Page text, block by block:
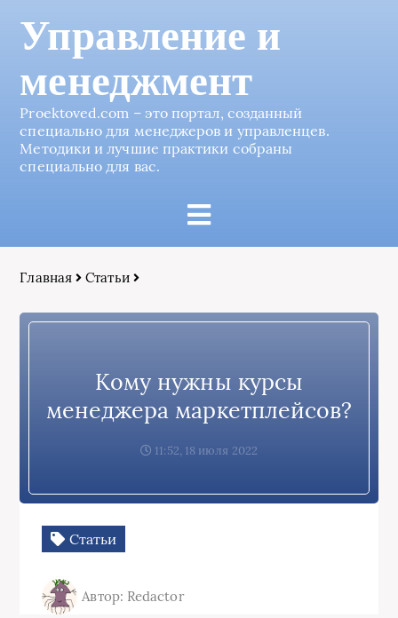
Управление и
менеджмент
Proektoved.com – это портал, созданный
специально для менеджеров и управленцев.
Методики и лучшие практики собраны
специально для вас.
Главная Статьи
Кому нужны курсы
менеджера маркетплейсов?
11:52, 18 июля 2022
Статьи
Автор: Redactor